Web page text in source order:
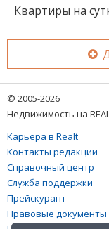
Квартиры на
© 2005-2026
Недвижимость на
Карьера в Realt
Контакты редакции
Справочный центр
Служба поддержки
Прейскурант
Правовые документы